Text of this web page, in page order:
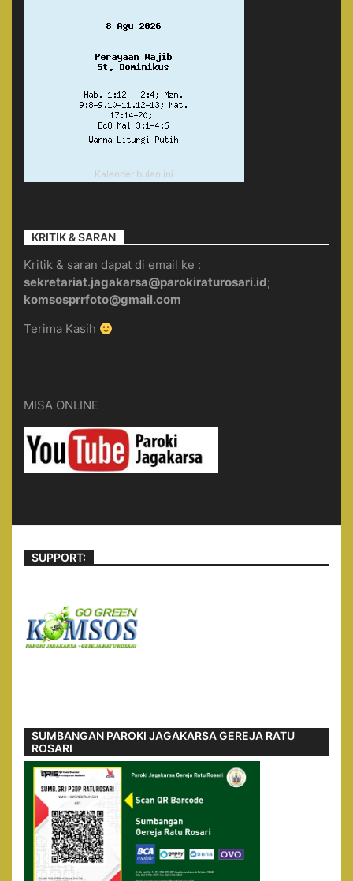
Kalender bulan ini
KRITIK & SARAN
Kritik & saran dapat di email ke :
sekretariat.jagakarsa@parokiraturosari.id;
komsosprrfoto@gmail.com
Terima Kasih
MISA ONLINE
SUPPORT:
SUMBANGAN PAROKI JAGAKARSA GEREJA RATU
ROSARI